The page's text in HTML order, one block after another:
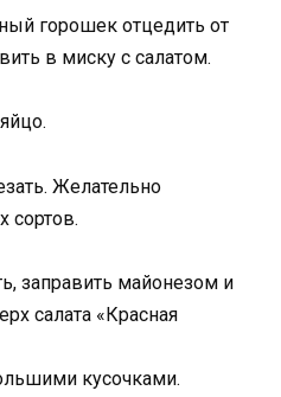
горошек отцедить от
в миску с салатом.
Желательно
сортов.
заправить майонезом и
салата «Красная
кусочками.